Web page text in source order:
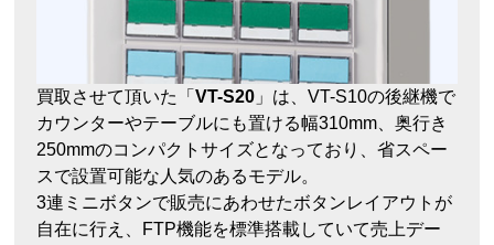
買取させて頂いた「VT-S20 」は、VT-S10の後継機で
カウンターやテーブルにも置ける幅310mm、奥行き
250mmのコンパクトサイズとなっており、省スペー
スで設置可能な人気のあるモデル。
3連ミニボタンで販売にあわせたボタンレイアウトが
自在に行え、FTP機能を標準搭載していて売上デー